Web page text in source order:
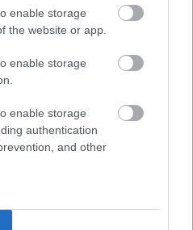
enable storage
the website or app.
enable storage
enable storage
authentication
and other
Adja
aGDPR-szabályzatot
Csak egy kattintás, és hírlevelünk a
tartalmakkal hétről hétre
cikke